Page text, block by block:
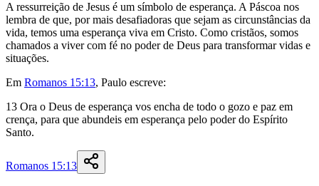
A ressurreição de Jesus é um símbolo de esperança. A Páscoa nos
lembra de que, por mais desafiadoras que sejam as circunstâncias da
vida, temos uma esperança viva em Cristo. Como cristãos, somos
chamados a viver com fé no poder de Deus para transformar vidas e
situações.
Em Romanos 15:13, Paulo escreve:
13 Ora o Deus de esperança vos encha de todo o gozo e paz em
crença, para que abundeis em esperança pelo poderdo Espírito
Santo.
Romanos 15:13